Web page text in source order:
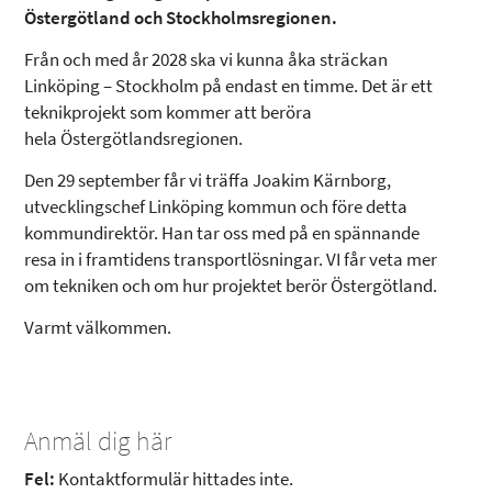
Östergötland och Stockholmsregionen.
Från och med år 2028 ska vi kunna åka sträckan
Linköping – Stockholm på endast en timme. Det är ett
teknikprojekt som kommer att beröra
hela Östergötlandsregionen.
Den 29 september får vi träffa Joakim Kärnborg,
utvecklingschef Linköping kommun och före detta
kommundirektör. Han tar oss med på en spännande
resa in i framtidens transportlösningar. VI får veta mer
om tekniken och om hur projektet berör Östergötland.
Varmt välkommen.
Anmäl dig här
Fel: Kontaktformulär hittades inte.